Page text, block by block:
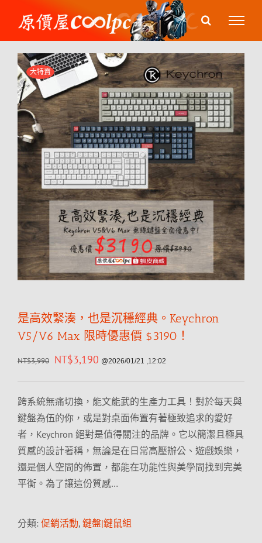
content
大特賣
是高效緊湊，也是沉穩經典。Keychron
V5/V6 Max 限時優惠價 $3190！
NT$3,990 NT$3,190 @2026/01/21 ,12:02
跨系統無痛切換，能文能武的生產力工具！對於每天與
鍵盤為伍的你，或是對桌面佈置有著極致追求的愛好
者，Keychron 絕對是值得關注的品牌。它以簡潔且極具
質感的設計著稱，無論是在日常高壓辦公、遊戲娛樂，
還是個人空間的佈置，都能在功能性與美學間找到完美
平衡。為了讓這份質感…
分類: 促銷活動, 鍵盤|鍵鼠組